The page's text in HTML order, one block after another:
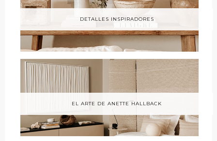
DETALLES INSPIRADORES
EL ARTE DE ANETTE HALLBACK